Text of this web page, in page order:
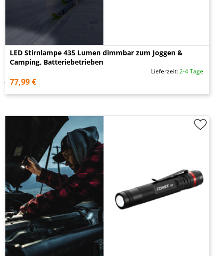
LED Stirnlampe 435 Lumen dimmbar zum Joggen &
Camping, Batteriebetrieben
Lieferzeit:2-4 Tage
77,99 €